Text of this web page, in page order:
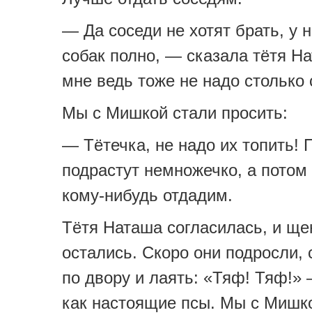
— Да соседи не хотят брать, у
собак полно, — сказала тётя
мне ведь тоже не надо столько
Мы с Мишкой стали просить:
— Тётечка, не надо их топить!
подрастут немножечко, а
кому-нибудь отдадим.
Тётя Наташа согласилась, и
остались. Скоро они подросли,
по двору и лаять: «Тяф! Тяф!»
как настоящие псы. Мы с